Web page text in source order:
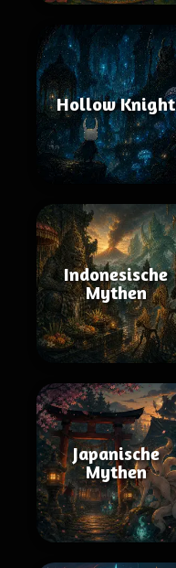
Hollow Knight
Indonesische
Mythen
Japanische
Mythen